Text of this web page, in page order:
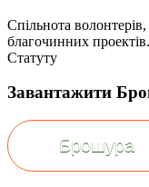
Спільнота волонтерів,
благочинних
Статуту
Завантажити
Брошура